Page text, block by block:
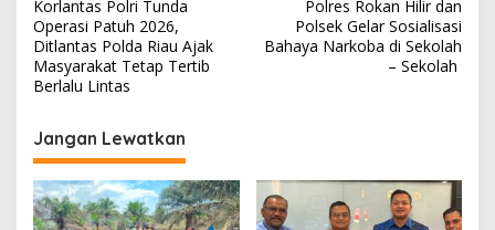
a
v
i
a
s
i
Korlantas Polri Tunda
Operasi Patuh 2026,
Ditlantas Polda Riau Ajak
Masyarakat Tetap Tertib
Berlalu Lintas
Polres Rokan Hilir dan
Polsek Gelar Sosialisasi
Bahaya Narkoba di Sekolah
– Sekolah
Jangan Lewatkan